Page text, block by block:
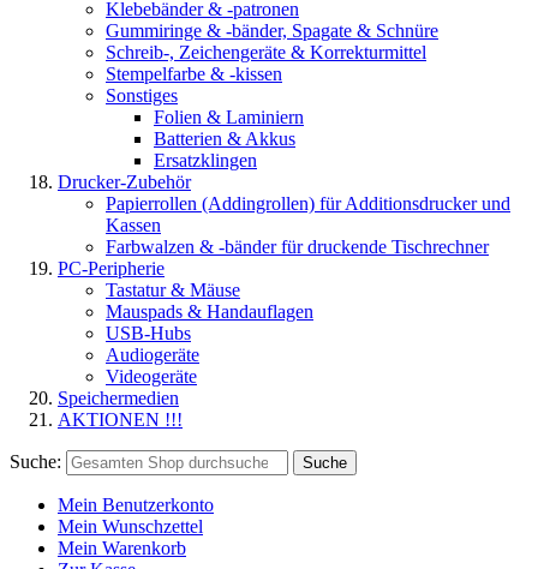
Klebebänder & -patronen
Gummiringe & -bänder, Spagate & Schnüre
Schreib-, Zeichengeräte & Korrekturmittel
Stempelfarbe & -kissen
Sonstiges
Folien & Laminiern
Batterien & Akkus
Ersatzklingen
Drucker-Zubehör
Papierrollen (Addingrollen) für Additionsdrucker und
Kassen
Farbwalzen & -bänder für druckende Tischrechner
PC-Peripherie
Tastatur & Mäuse
Mauspads & Handauflagen
USB-Hubs
Audiogeräte
Videogeräte
Speichermedien
AKTIONEN !!!
Suche: Suche
Mein Benutzerkonto
Mein Wunschzettel
Mein Warenkorb